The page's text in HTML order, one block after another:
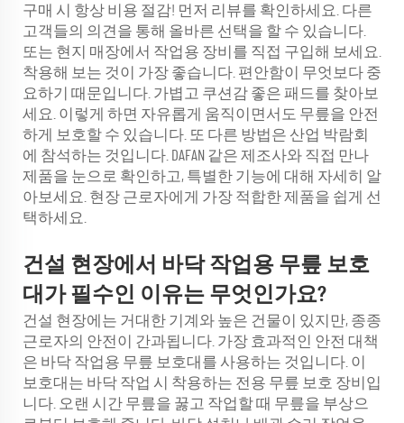
구매 시 항상 비용 절감! 먼저 리뷰를 확인하세요. 다른
고객들의 의견을 통해 올바른 선택을 할 수 있습니다.
또는 현지 매장에서 작업용 장비를 직접 구입해 보세요.
착용해 보는 것이 가장 좋습니다. 편안함이 무엇보다 중
요하기 때문입니다. 가볍고 쿠션감 좋은 패드를 찾아보
세요. 이렇게 하면 자유롭게 움직이면서도 무릎을 안전
하게 보호할 수 있습니다. 또 다른 방법은 산업 박람회
에 참석하는 것입니다. DAFAN 같은 제조사와 직접 만나
제품을 눈으로 확인하고, 특별한 기능에 대해 자세히 알
아보세요. 현장 근로자에게 가장 적합한 제품을 쉽게 선
택하세요.
건설 현장에서 바닥 작업용 무릎 보호
대가 필수인 이유는 무엇인가요?
건설 현장에는 거대한 기계와 높은 건물이 있지만, 종종
근로자의 안전이 간과됩니다. 가장 효과적인 안전 대책
은 바닥 작업용 무릎 보호대를 사용하는 것입니다. 이
보호대는 바닥 작업 시 착용하는 전용 무릎 보호 장비입
니다. 오랜 시간 무릎을 꿇고 작업할 때 무릎을 부상으